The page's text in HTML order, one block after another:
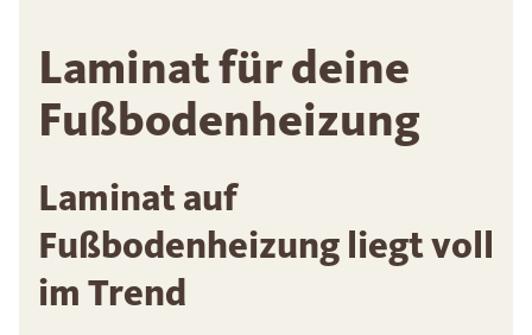
Laminat für deine
Fußbodenheizung
Laminat auf
Fußbodenheizung liegt voll
im Trend